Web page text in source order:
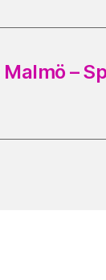
Malmö –